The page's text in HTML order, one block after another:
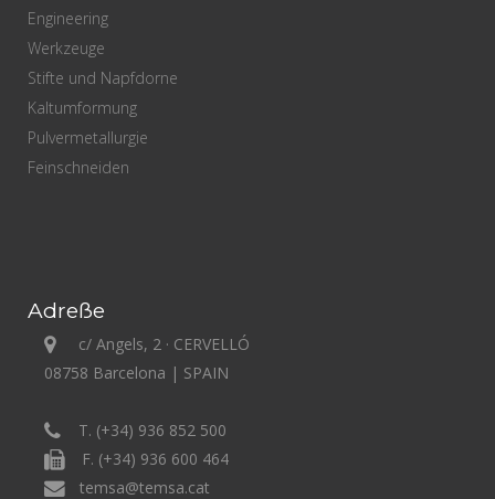
Engineering
Werkzeuge
Stifte und Napfdorne
Kaltumformung
Pulvermetallurgie
Feinschneiden
Adreße
c/ Angels, 2 · CERVELLÓ
08758 Barcelona | SPAIN
T. (+34) 936 852 500
F. (+34) 936 600 464
temsa@temsa.cat